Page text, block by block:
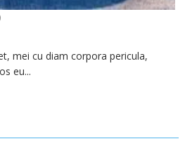
mei cu diam corpora pericula,
eu...